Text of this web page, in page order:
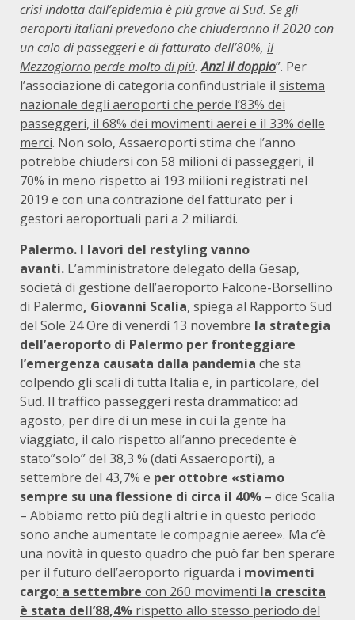
crisi indotta dall’epidemia è più grave al Sud. Se gli
aeroporti italiani prevedono che chiuderanno il 2020 con
un calo di passeggeri e di fatturato dell’80%, il
Mezzogiorno perde molto di più.Anzi il doppio”. Per
l’associazione di categoria confindustriale il sistema
nazionale degli aeroporti che perde l’83% dei
passeggeri, il 68% dei movimenti aerei e il 33% delle
merci. Non solo, Assaeroporti stima che l’anno
potrebbe chiudersi con 58 milioni di passeggeri, il
70% in meno rispetto ai 193 milioni registrati nel
2019 e con una contrazione del fatturato per i
gestori aeroportuali pari a 2 miliardi.
Palermo. I lavori del restyling vanno
avanti. L’amministratore delegato della Gesap,
società di gestione dell’aeroporto Falcone-Borsellino
di Palermo, Giovanni Scalia, spiega al Rapporto Sud
del Sole 24 Ore di venerdì 13 novembre la strategia
dell’aeroporto di Palermo per fronteggiare
l’emergenza causata dalla pandemia che sta
colpendo gli scali di tutta Italia e, in particolare, del
Sud. Il traffico passeggeri resta drammatico: ad
agosto, per dire di un mese in cui la gente ha
viaggiato, il calo rispetto all’anno precedente è
stato”solo” del 38,3 % (dati Assaeroporti), a
settembre del 43,7% e per ottobre «stiamo
sempre su una flessione di circa il 40% – dice Scalia
– Abbiamo retto più degli altri e in questo periodo
sono anche aumentate le compagnie aeree». Ma c’è
una novità in questo quadro che può far ben sperare
per il futuro dell’aeroporto riguarda i movimenti
cargo: a settembre con 260 movimenti la crescita
è stata dell’88,4% rispetto allo stesso periodo del